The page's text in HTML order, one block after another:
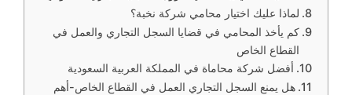
لماذا عليك اختيار محامي شركة نخبة؟
كم يأخذ المحامي في قضايا السجل التجاري والعمل في
القطاع الخاص
أفضل شركة محاماة في المملكة العربية السعودية
هل يمنع السجل التجاري العمل في القطاع الخاص-أهم